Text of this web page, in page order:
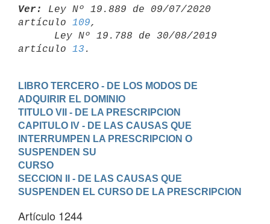
Ver:
Ley Nº 19.889 de 09/07/2020
artículo 109,
artículo 13
LIBRO TERCERO - DE LOS MODOS DE
ADQUIRIR EL DOMINIO
TITULO VII - DE LA PRESCRIPCION
CAPITULO IV - DE LAS CAUSAS QUE
INTERRUMPEN LA PRESCRIPCION O
SUSPENDEN SU
CURSO
SECCION II - DE LAS CAUSAS QUE
SUSPENDEN EL CURSO DE LA PRESCRIPCION
Artículo 1244